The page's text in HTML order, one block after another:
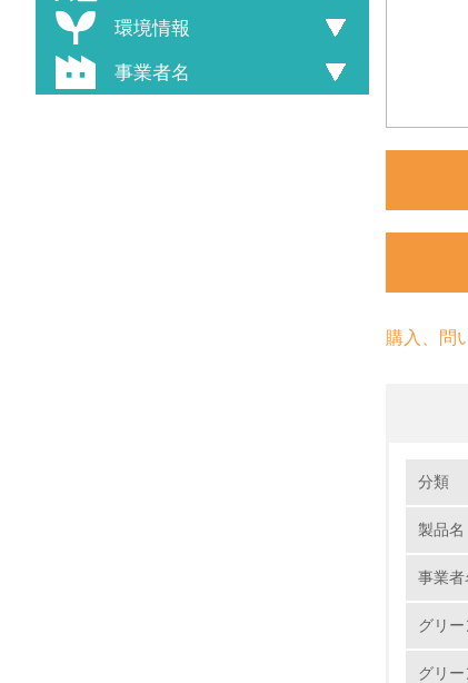
環境情報
事業者名
購入、問
分類
製品名
事業者
グリ
グリ